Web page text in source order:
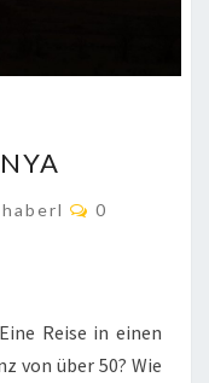
0
Reise in einen
von über 50? Wie